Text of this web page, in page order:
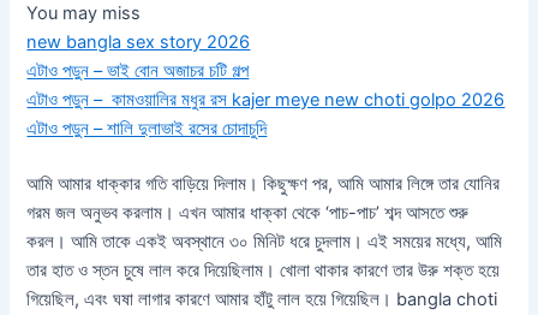
You may miss
new bangla sex story 2026
এটাও পড়ুন – ভাই বোন অজাচর চটি গল্প
এটাও পড়ুন – কামওয়ালির মধুর রস kajer meye new choti golpo 2026
এটাও পড়ুন – শালি দুলাভাই রসের চোদাচুদি
আমি আমার ধাক্কার গতি বাড়িয়ে দিলাম। কিছুক্ষণ পর, আমি আমার লিঙ্গে তার যোনির
গরম জল অনুভব করলাম। এখন আমার ধাক্কা থেকে ‘পাচ-পাচ’ শব্দ আসতে শুরু
করল। আমি তাকে একই অবস্থানে ৩০ মিনিট ধরে চুদলাম। এই সময়ের মধ্যে, আমি
তার হাত ও স্তন চুষে লাল করে দিয়েছিলাম। খোলা থাকার কারণে তার উরু শক্ত হয়ে
গিয়েছিল, এবং ঘষা লাগার কারণে আমার হাঁটু লাল হয়ে গিয়েছিল। bangla choti